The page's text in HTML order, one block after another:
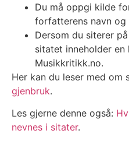
Du må oppgi kilde
forfatterens navn
Dersom du siterer
sitatet inneholder en
Musikkritikk.no.
Her kan du leser med om
gjenbruk.
Les gjerne denne også:
nevnes i sitater.